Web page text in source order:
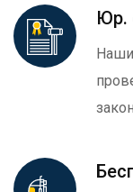
Юр.